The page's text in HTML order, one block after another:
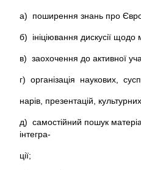
a) поширення знань про
б) ініціювання дискусії щодо
в) заохочення до активної
г) організація наукових,
нарів, презентацій,
д) самостійний пошук
інтегра-
ції;